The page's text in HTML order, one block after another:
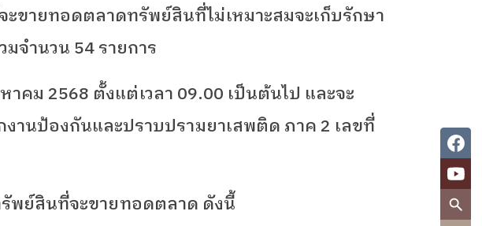
ะขายทอดตลาดทรัพย์สินที่ไม่เหมาะสมจะเก็บรักษา
มจำนวน 54รายการ
าคม 2568 ตั้งแต่เวลา 09.00 เป็นต้นไป และจะ
านป้องกันและปราบปรามยาเสพติด ภาค 2 เลขที่
พย์สินที่จะขายทอดตลาด ดังนี้